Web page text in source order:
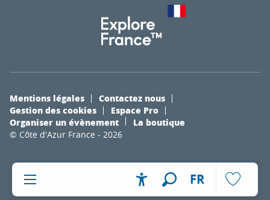
Accessibilité
FR
© Côte d'Azur France - 2026
Mentions légales
Contactez nous
Gestion des cookies
Espace Pro
Organiser un évènement
La boutique